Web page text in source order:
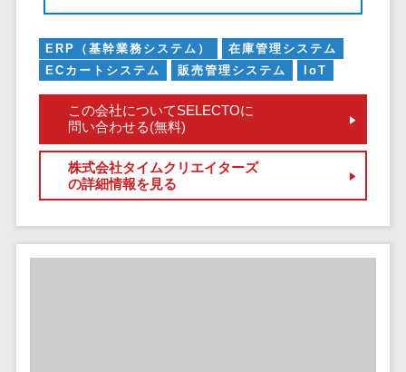
会議効率化ツール>
ナレッジ共有ツール>
バーチャルオフィスツール>
ビジネスチャット>
デジタルサイネージソフト>
オンライン校正ツール>
グループウェア> 社内SNS>
Web会議システム>
談ツール
セールスイネ
ール
名刺管理サー
ビス
ビス
マーケティン
ERP（基幹業務システム）
在庫管理システム
ECカートシステム
販売管理システム IoT
この会社についてSELECTOに
問い合わせる(無料)
株式会社タイムクリエイターズ
の詳細情報を見る